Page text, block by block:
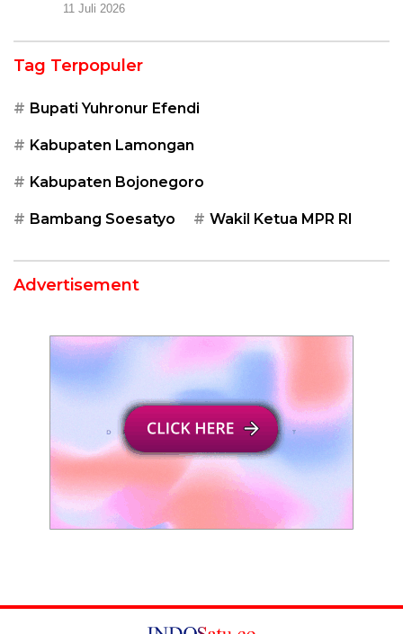
11 Juli 2026
Tag Terpopuler
Bupati Yuhronur Efendi
Kabupaten Lamongan
Kabupaten Bojonegoro
Bambang Soesatyo Wakil Ketua MPR RI
Advertisement